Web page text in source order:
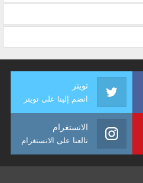
تويتر
انضم إلينا على تويتر
الانستغرام
تالعنا على الانستغرام